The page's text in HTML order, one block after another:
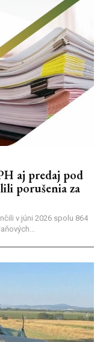
aj predaj pod
porušenia za
v júni 2026 spolu 864